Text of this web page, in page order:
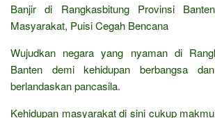
Banjir di Rangkasbitung Provinsi
Masyarakat, Puisi Cegah Bencana
Wujudkan negara yang nyaman di
Banten demi kehidupan berbangsa
berlandaskan pancasila.
Kehidupan masyarakat di sini cukup